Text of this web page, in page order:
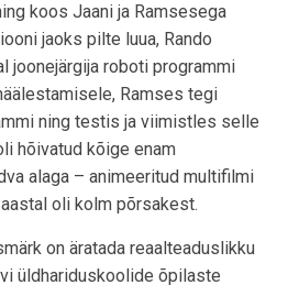
koos Jaani ja Ramsesega
jaoks pilte luua, Rando
joonejärgija roboti programmi
Ramses tegi
ning testis ja viimistles selle
hõivatud kõige enam
alaga – animeeritud multifilmi
oli kolm põrsakest.
on äratada reaalteaduslikku
üldhariduskoolide õpilaste